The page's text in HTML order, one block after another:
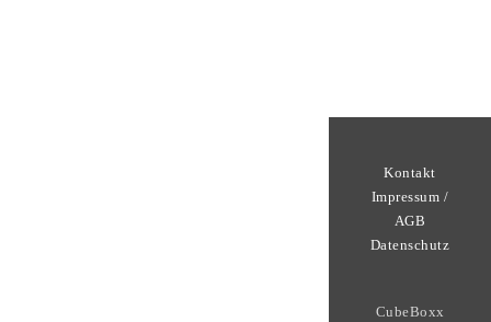
Kontakt
Impressum /
AGB
Datenschutz
CubeBoxx